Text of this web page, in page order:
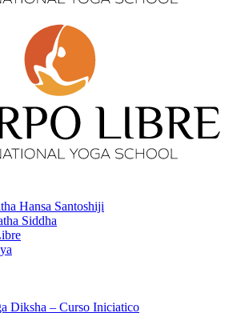
Hansa Santoshiji
Siddha
Diksha – Curso Iniciatico